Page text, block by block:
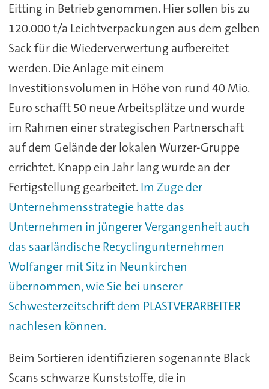
Eitting in Betrieb genommen. Hier sollen bis zu
120.000 t/a Leichtverpackungen aus dem gelben
Sack für die Wiederverwertung aufbereitet
werden. Die Anlage mit einem
Investitionsvolumen in Höhe von rund 40 Mio.
Euro schafft 50 neue Arbeitsplätze und wurde
im Rahmen einer strategischen Partnerschaft
auf dem Gelände der lokalen Wurzer-Gruppe
errichtet. Knapp ein Jahr lang wurde an der
Fertigstellung gearbeitet. Im Zuge der
Unternehmensstrategie hatte das
Unternehmen in jüngerer Vergangenheit auch
das saarländische Recyclingunternehmen
Wolfanger mit Sitz in Neunkirchen
übernommen, wie Sie bei unserer
Schwesterzeitschrift dem PLASTVERARBEITER
nachlesen können.
Beim Sortieren identifizieren sogenannte Black
Scans schwarze Kunststoffe, die in